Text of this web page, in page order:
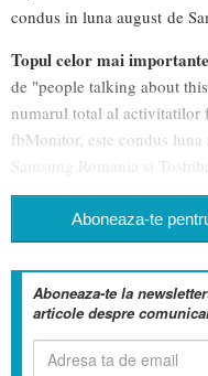
condus in luna august de
Topul celor mai
de "people talking about
numarul total al activitatilor
fbMonitor, este condus luna
Samsung Romania si Toshiba.
Aboneaza-te
Aboneaza-te la
articole despre